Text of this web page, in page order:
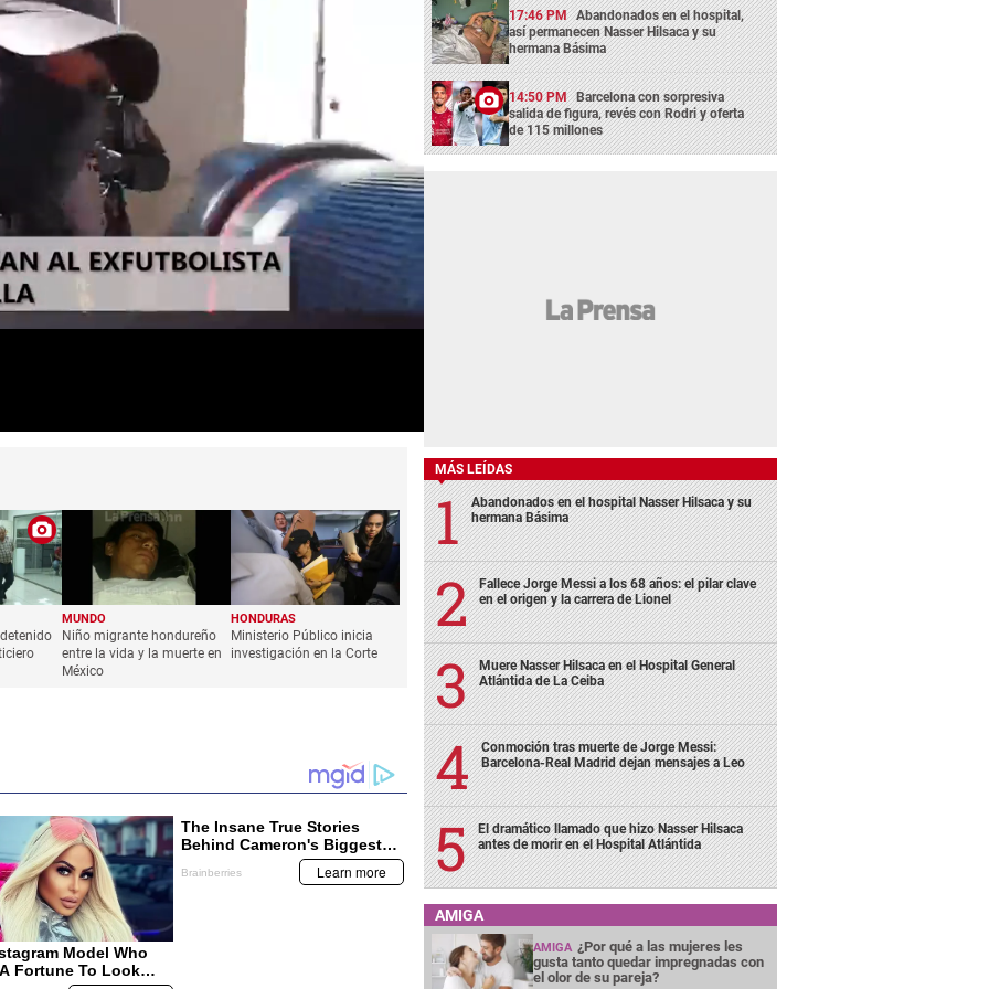
MUNDO
Niño migrante hondureño
entre la vida y la muerte en
México
HONDURAS
Ministerio Público inicia
investigación en la Corte
17:46 PM Abandonados en el hospital,
así permanecen Nasser Hilsaca y su
hermana Básima
14:50 PM Barcelona con sorpresiva
salida de figura, revés con Rodri y oferta
de 115 millones
MÁS LEÍDAS
Abandonados en el hospital Nasser Hilsaca y su
hermana Básima
Fallece Jorge Messi a los 68 años: el pilar clave
en el origen y la carrera de Lionel
Muere Nasser Hilsaca en el Hospital General
Atlántida de La Ceiba
Conmoción tras muerte de Jorge Messi:
Barcelona-Real Madrid dejan mensajes a Leo
El dramático llamado que hizo Nasser Hilsaca
antes de morir en el Hospital Atlántida
AMIGA
AMIGA ¿Por qué a las mujeres les
gusta tanto quedar impregnadas con
el olor de su pareja?